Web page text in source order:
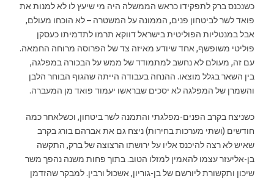
כשנכנס ברק לתפקידו כראש הממשלה היה מי שיעץ לו לא למנות את
פואד לשר לביטחון פנים, הממונה על המשטרה – לא הוכחו מעולם,
אבל במנטליות הפוליטית בישראל דווקא תרמו לתדמיתו כעסקן
פוליטי משופשף, אחד שיודע מאיזה צד של הפרוסה מרוחה החמאה.
עם זה, מעולם לא נחשב למתמודד של ממש על הבכורה במפלגה,
בין השאר בגלל מוצאו. ההנחה בעבודה הייתה שהגוף הבוחר הלבן
והשמרן של המפלגה לא יסכים שבראשו יעמוד פואד מן המעברה.
כשניצח בקרב הפנים-מפלגתי והתמנה לשר ביטחון, וכשלאחר כמה
חודשים (ושתי מערכות בחירות) ניצח גם את אברהם בורג בקרב
שאיש לא רצה להיכנס אליו על ירושתו הרצוצה של ברק, התקשה
בן-אליעזר עצמו להאמין למזלו הטוב. בתוך פחות משנה נהפך משר
שיכון ותקשורת ליורשם של בן-גוריון, אשכול ורבין. למבקר שהזדמן